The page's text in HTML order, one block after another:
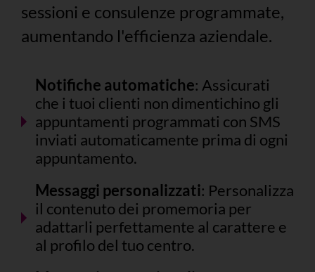
sessioni e consulenze programmate,
aumentando l'efficienza aziendale.
Notifiche automatiche: Assicurati
che i tuoi clienti non dimentichino gli
appuntamenti programmati con SMS
inviati automaticamente prima di ogni
appuntamento.
Messaggi personalizzati: Personalizza
il contenuto dei promemoria per
adattarli perfettamente al carattere e
al profilo del tuo centro.